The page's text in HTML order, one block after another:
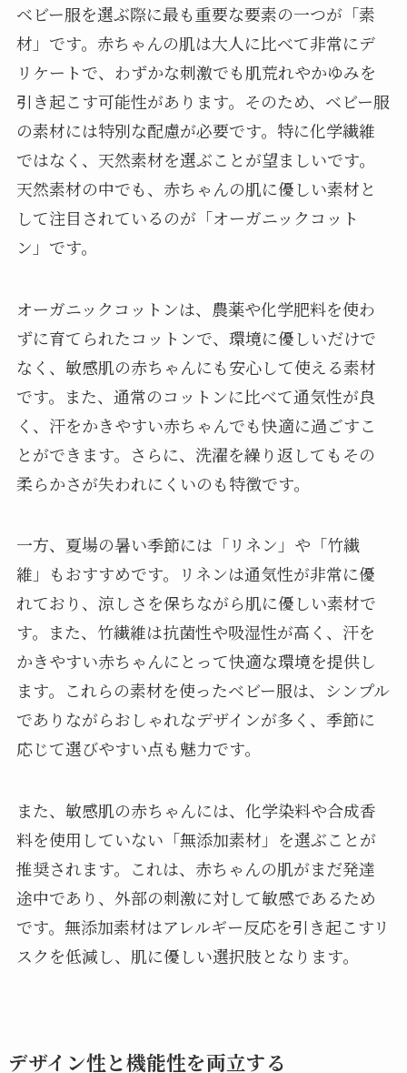
ベビー服を選ぶ際に最も重要な要素の一つが「素
材」です。赤ちゃんの肌は大人に比べて非常にデ
リケートで、わずかな刺激でも肌荒れやかゆみを
引き起こす可能性があります。そのため、ベビー服
の素材には特別な配慮が必要です。特に化学繊維
ではなく、天然素材を選ぶことが望ましいです。
天然素材の中でも、赤ちゃんの肌に優しい素材と
して注目されているのが「オーガニックコット
ン」です。
オーガニックコットンは、農薬や化学肥料を使わ
ずに育てられたコットンで、環境に優しいだけで
なく、敏感肌の赤ちゃんにも安心して使える素材
です。また、通常のコットンに比べて通気性が良
く、汗をかきやすい赤ちゃんでも快適に過ごすこ
とができます。さらに、洗濯を繰り返してもその
柔らかさが失われにくいのも特徴です。
一方、夏場の暑い季節には「リネン」や「竹繊
維」もおすすめです。リネンは通気性が非常に優
れており、涼しさを保ちながら肌に優しい素材で
す。また、竹繊維は抗菌性や吸湿性が高く、汗を
かきやすい赤ちゃんにとって快適な環境を提供し
ます。これらの素材を使ったベビー服は、シンプル
でありながらおしゃれなデザインが多く、季節に
応じて選びやすい点も魅力です。
また、敏感肌の赤ちゃんには、化学染料や合成香
料を使用していない「無添加素材」を選ぶことが
推奨されます。これは、赤ちゃんの肌がまだ発達
途中であり、外部の刺激に対して敏感であるため
です。無添加素材はアレルギー反応を引き起こすリ
スクを低減し、肌に優しい選択肢となります。
デザイン性と機能性を両立する